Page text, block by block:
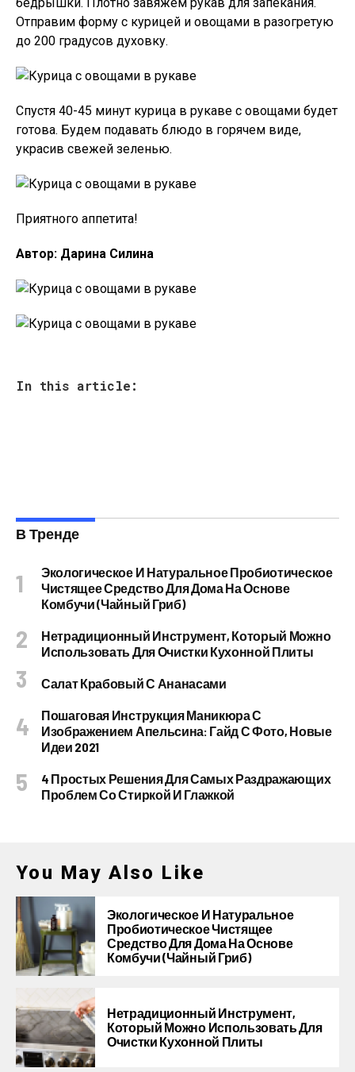
Отправим форму с курицей и овощами в разогретую
до 200 градусов духовку.
Спустя 40-45 минут курица в рукаве с овощами будет
готова. Будем подавать блюдо в горячем виде,
украсив свежей зеленью.
Приятного аппетита!
Автор: Дарина Силина
In this article:
В Тренде
Экологическое И Натуральное Пробиотическое
Чистящее Средство Для Дома На Основе
Комбучи (чайный Гриб)
Нетрадиционный Инструмент, Который Можно
Использовать Для Очистки Кухонной Плиты
Салат Крабовый С Ананасами
Пошаговая Инструкция Маникюра С
Изображением Апельсина: Гайд С Фото, Новые
Идеи 2021
4 Простых Решения Для Самых Раздражающих
Проблем Со Стиркой И Глажкой
You May Also Like
Экологическое И Натуральное
Пробиотическое Чистящее
Средство Для Дома На Основе
Комбучи (чайный Гриб)
Нетрадиционный Инструмент,
Который Можно Использовать Для
Очистки Кухонной Плиты